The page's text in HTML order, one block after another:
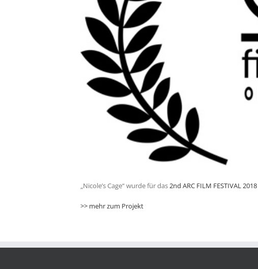
„Nicole’s Cage“ wurde für das 2nd ARC FILM FESTIVAL 2018
>> mehr zum Projekt